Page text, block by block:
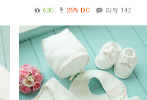
630
25% DC 리뷰 142